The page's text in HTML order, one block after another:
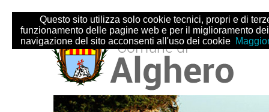
ai
contenuti.
Salta
alla
navigazione
personali
Questo sito utilizza solo cookie tecnici, propri e di
funzionamento delle pagine web e per il miglioramento
navigazione del sito acconsenti all'uso dei cookie